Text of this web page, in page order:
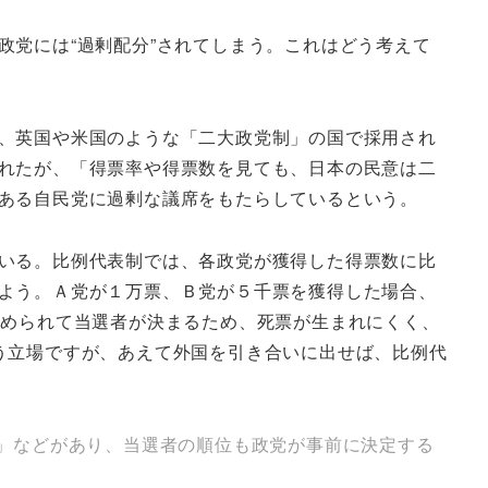
には“過剰配分”されてしまう。これはどう考えて
英国や米国のような「二大政党制」の国で採用され
たが、「得票率や得票数を見ても、日本の民意は二
自民党に過剰な議席をもたらしているという。
る。比例代表制では、各政党が獲得した得票数に比
。Ａ党が１万票、Ｂ党が５千票を獲得した場合、
れて当選者が決まるため、死票が生まれにくく、
場ですが、あえて外国を引き合いに出せば、比例代
どがあり、当選者の順位も政党が事前に決定する